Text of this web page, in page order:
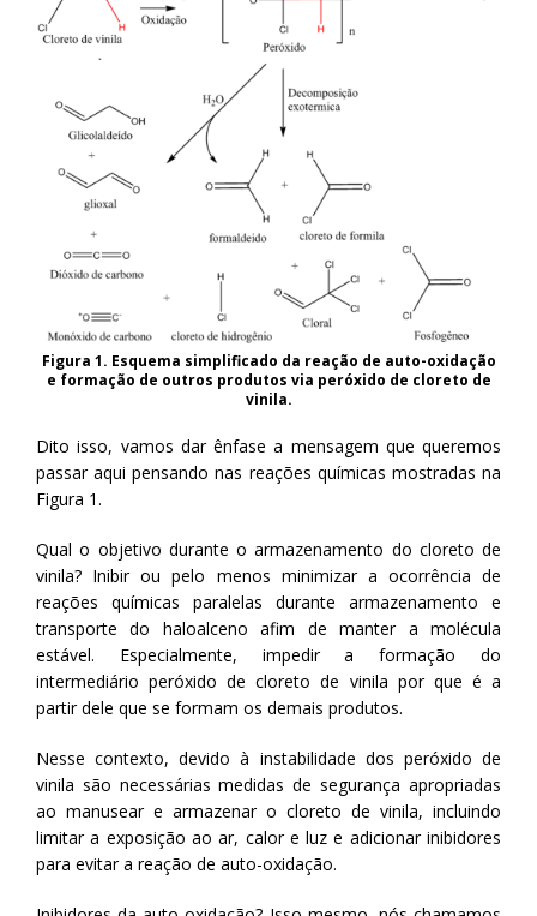
Figura 1. Esquema simplificado da reação de auto-oxidação
e formação de outros produtos via peróxido de cloreto de
vinila.
Dito isso, vamos dar ênfase a mensagem que queremos
passar aqui pensando nas reações químicas mostradas na
Figura 1.
Qual o objetivo durante o armazenamento do cloreto de
vinila? Inibir ou pelo menos minimizar a ocorrência de
reações químicas paralelas durante armazenamento e
transporte do haloalceno afim de manter a molécula
estável. Especialmente, impedir a formação do
intermediário peróxido de cloreto de vinila por que é a
partir dele que se formam os demais produtos.
Nesse contexto, devido à instabilidade dos peróxido de
vinila são necessárias medidas de segurança apropriadas
ao manusear e armazenar o cloreto de vinila, incluindo
limitar a exposição ao ar, calor e luz e adicionar inibidores
para evitar a reação de auto-oxidação.